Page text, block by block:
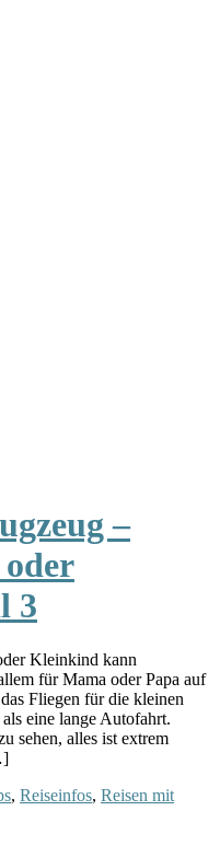
–
3
Kleinkind kann
für Mama oder Papa auf
Fliegen für die kleinen
eine lange Autofahrt.
sehen, alles ist extrem
, Reiseinfos, Reisen mit